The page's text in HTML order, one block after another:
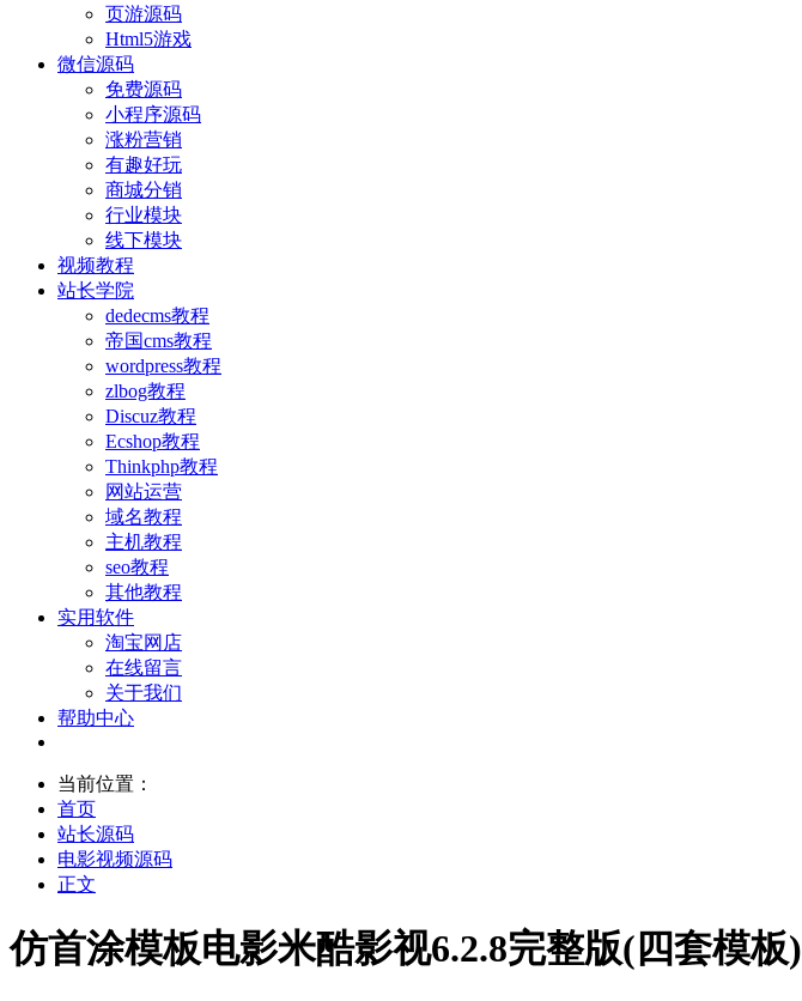
页游源码
Html5游戏
微信源码
免费源码
小程序源码
涨粉营销
有趣好玩
商城分销
行业模块
线下模块
视频教程
站长学院
dedecms教程
帝国cms教程
wordpress教程
zlbog教程
Discuz教程
Ecshop教程
Thinkphp教程
网站运营
域名教程
主机教程
seo教程
其他教程
实用软件
淘宝网店
在线留言
关于我们
帮助中心
当前位置：
首页
站长源码
电影视频源码
正文
仿首涂模板电影米酷影视6.2.8完整版(四套模板)